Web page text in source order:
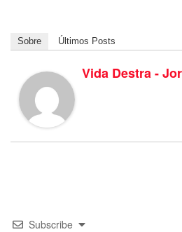
Sobre Últimos Posts
Vida Destra -
Subscribe